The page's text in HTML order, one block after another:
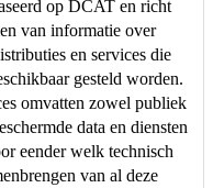
op DCAT en richt
van informatie over
en services die
gesteld worden.
omvatten zowel publiek
data en diensten
eender welk technisch
van al deze